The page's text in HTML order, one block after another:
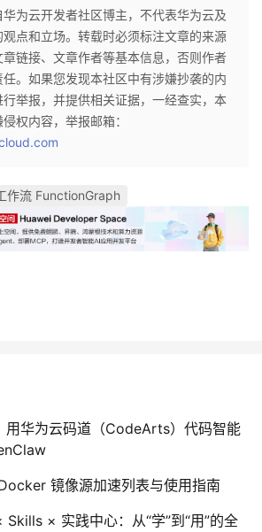
华为云开发者社区博主，不代表华为云及
点和立场。转载时必须标注文章的来源
章链接、文章作者等基本信息，否则作者
。如果您发现本社区中有涉嫌抄袭的内
举报，并提供相关证据，一经查实，本
权内容，举报邮箱：
作流 FunctionGraph
用华为云码道（CodeArts）代码智能
镜像源加速列表与使用指南
× 实践中心：从“学”到“用”的全